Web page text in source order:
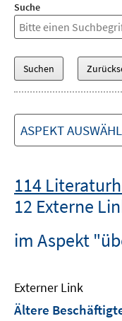
Suche
ASPEKT
114
12 Externe
im Aspekt
Externer Link
Ältere